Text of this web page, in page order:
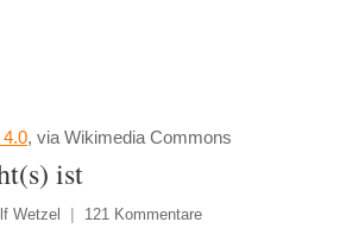
, via Wikimedia Commons
ist
Wetzel 121 Kommentare